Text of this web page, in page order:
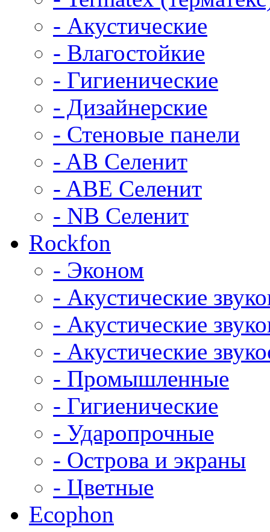
- Акустические
- Влагостойкие
- Гигиенические
- Дизайнерские
- Стеновые панели
- AB Селенит
- ABE Селенит
- NB Селенит
Rockfon
- Эконом
- Акустические
- Акустические
- Акустические
- Промышленные
- Гигиенические
- Ударопрочные
- Острова и экраны
- Цветные
Ecophon